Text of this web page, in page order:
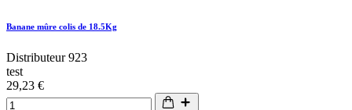
Banane mûre colis de 18.5Kg
Distributeur 923
test
29,23 €